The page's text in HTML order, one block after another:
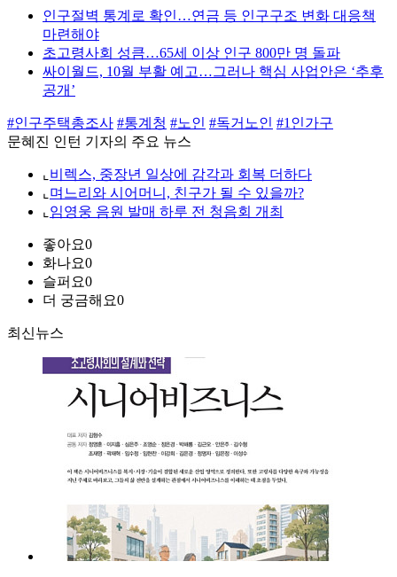
인구절벽 통계로 확인…연금 등 인구구조 변화 대응책
마련해야
초고령사회 성큼…65세 이상 인구 800만 명 돌파
싸이월드, 10월 부활 예고…그러나 핵심 사업안은 ‘추후
공개’
#인구주택총조사 #통계청 #노인 #독거노인 #1인가구
문혜진 인턴 기자의 주요 뉴스
⌞ 비렉스, 중장년 일상에 감각과 회복 더하다
⌞ 며느리와 시어머니, 친구가 될 수 있을까?
⌞ 임영웅 음원 발매 하루 전 청음회 개최
좋아요0
화나요0
슬퍼요0
더 궁금해요0
최신뉴스